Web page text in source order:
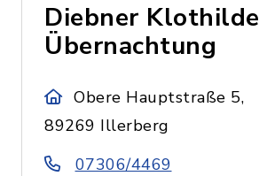
Diebner Klothilde
Übernachtung
Obere Hauptstraße 5,
89269 Illerberg
07306/4469